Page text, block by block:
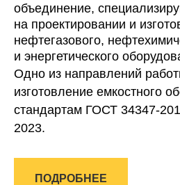
объединение,
на проектировании и
нефтегазового,
и энергетического
Одно из направлений
изготовление емкостного
стандартам ГОСТ 34347-
2023.
ПОДРОБНЕЕ